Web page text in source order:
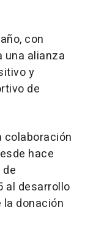
con
una alianza
y
de
colaboración
hace
al desarrollo
donación